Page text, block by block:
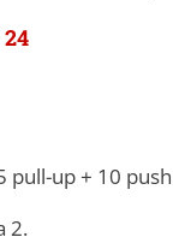
pull-up + 10
2.